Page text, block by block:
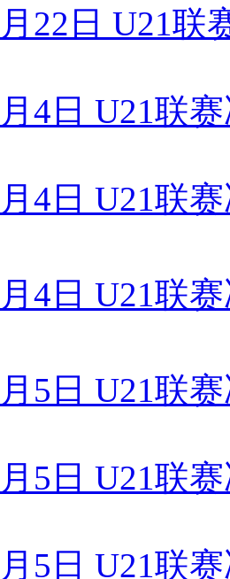
22日 U21联
4日 U21联
4日 U21联
4日 U21联
5日 U21联
5日 U21联
5日 U21联